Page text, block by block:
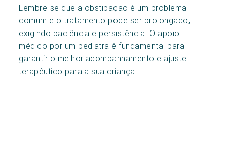
Lembre-se que a obstipação é um problema
comum e o tratamento pode ser prolongado,
exigindo paciência e persistência. O apoio
médico por um pediatra é fundamental para
garantir o melhor acompanhamento e ajuste
terapêutico para a sua criança.